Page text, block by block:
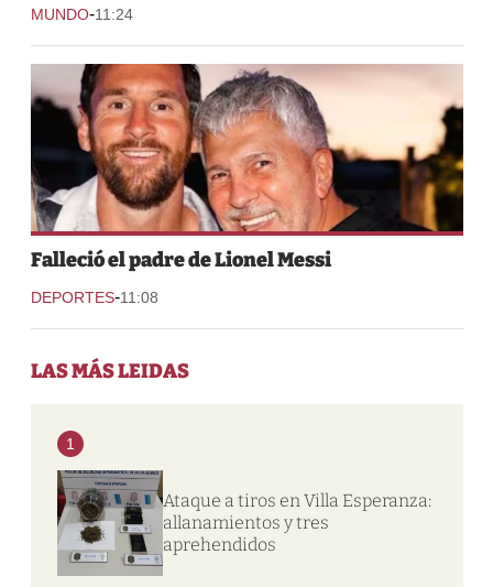
MUNDO-11:24
Falleció el padre de Lionel Messi
DEPORTES-11:08
LAS MÁS LEIDAS
1
Ataque a tiros en Villa Esperanza:
allanamientos y tres
aprehendidos